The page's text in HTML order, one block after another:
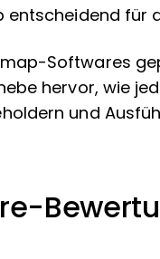
entscheidend für
Softwares
hervor, wie
und